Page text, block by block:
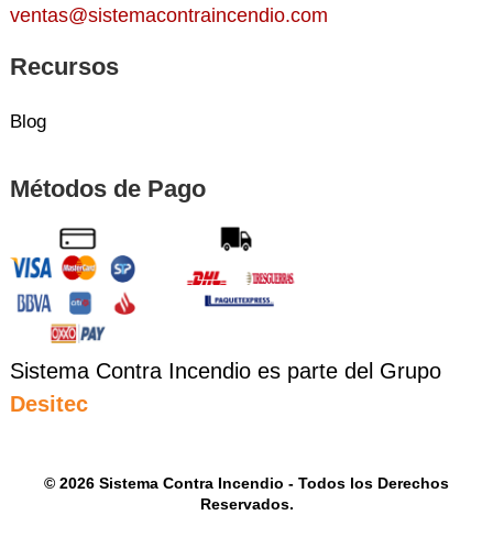
ventas@sistemacontraincendio.com
Recursos
Blog
Métodos de Pago
Sistema Contra Incendio es parte del Grupo
Desitec
© 2026 Sistema Contra Incendio - Todos los Derechos
Reservados.